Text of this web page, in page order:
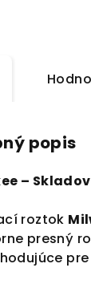
popis
–
roztok
presný